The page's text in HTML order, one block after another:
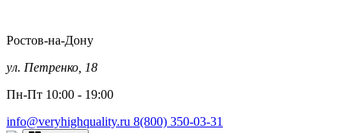
Ростов-на-Дону
ул. Петренко, 18
Пн-Пт 10:00 - 19:00
info@veryhighquality.ru 8(800) 350-03-31